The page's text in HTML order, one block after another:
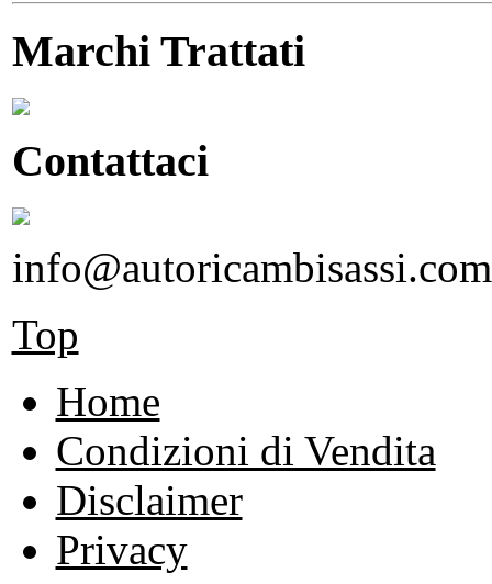
Marchi Trattati
Contattaci
info@autoricambisassi.com
Top
Home
Condizioni di Vendita
Disclaimer
Privacy